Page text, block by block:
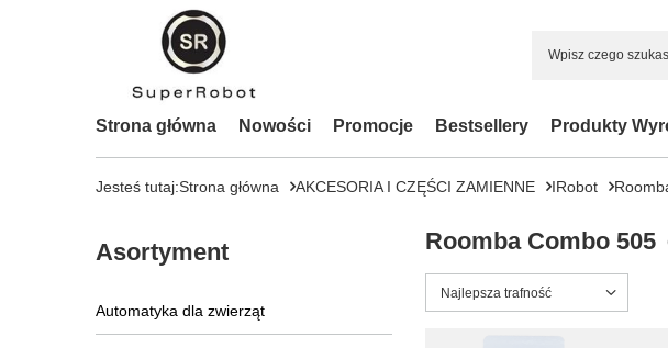
Strona główna Nowości Promocje Bestsellery Produkty
Jesteś tutaj:Strona główna AKCESORIA I CZĘŚCI ZAMIENNE IRobot
Asortyment
Automatyka dla zwierząt
Roomba Combo 505
Zmień sortowanie
Najlepsza trafność